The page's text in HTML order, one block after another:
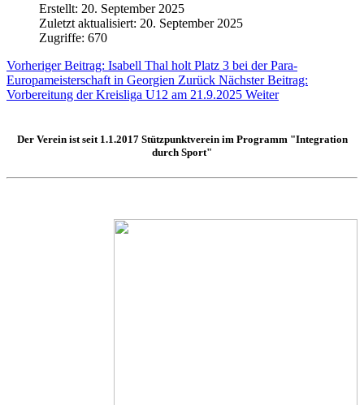
Erstellt: 20. September 2025
Zuletzt aktualisiert: 20. September 2025
Zugriffe: 670
Vorheriger Beitrag: Isabell Thal holt Platz 3 bei der Para-
Europameisterschaft in Georgien Zurück Nächster Beitrag:
Vorbereitung der Kreisliga U12 am 21.9.2025 Weiter
Der Verein ist seit 1.1.2017 Stützpunktvereinim Programm "Integration
durch Sport"